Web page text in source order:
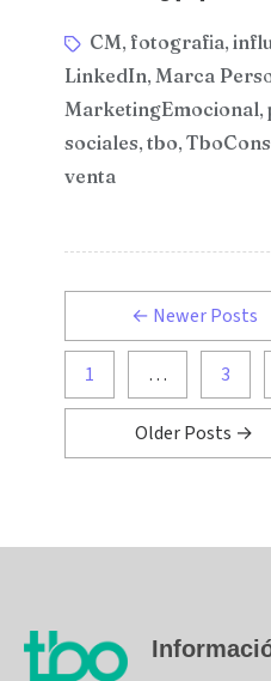
CM, fotografia,
LinkedIn,Marca
MarketingEmocional,
sociales,tbo,
venta
← NewerPosts
1 … 3
OlderPosts →